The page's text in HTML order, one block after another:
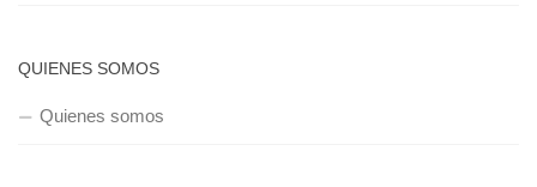
QUIENES SOMOS
Quienes somos